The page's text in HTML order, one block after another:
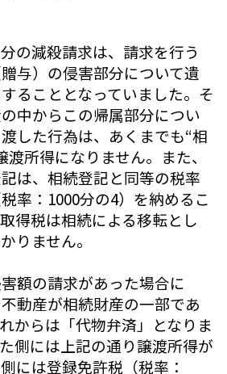
の減殺請求は、請求を行う
与）の侵害部分について遺
ることとなっていました。そ
中からこの帰属部分につい
した行為は、あくまでも“相
所得になりません。また、
は、相続登記と同等の税率
率：1000分の4）を納めるこ
得税は相続による移転とし
りません。
額の請求があった場合に
動産が相続財産の一部であ
からは「代物弁済」となりま
側には上記の通り譲渡所得が
には登録免許税（税率：